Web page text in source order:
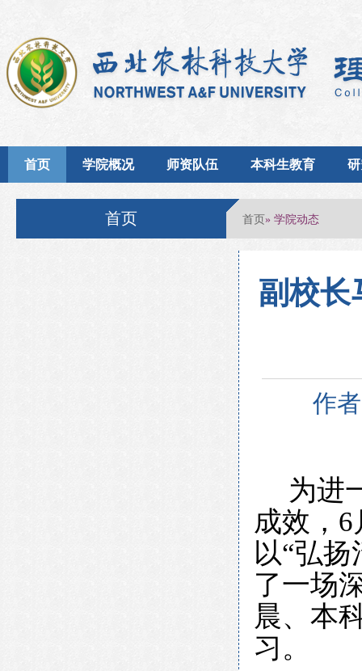
首页 学院概况 师资队伍 本科生教育
首页 首页» 学院动态
副校长
作
为进
成效，
以“弘
了一场
晨、本
习。